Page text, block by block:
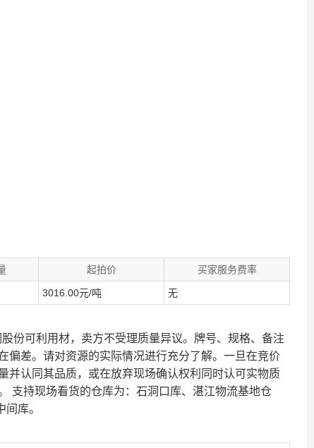
起拍价 买家服务费率
3016.00元/吨 无
份可利用材，卖方不受理质量异议。牌号、规格、备注
偏差。请对资源的实际情况进行充分了解。一旦在竞价
并认同其品质，或在放弃现场确认权利同时认可实物质
支持现场看货的仓库为：石洞口库、湛江物流基地仓
库。